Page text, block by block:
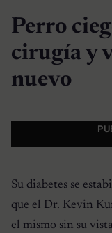
Perro
cirugía y
nuevo
Su diabetes se
que el Dr. Kevin
el mismo sin su